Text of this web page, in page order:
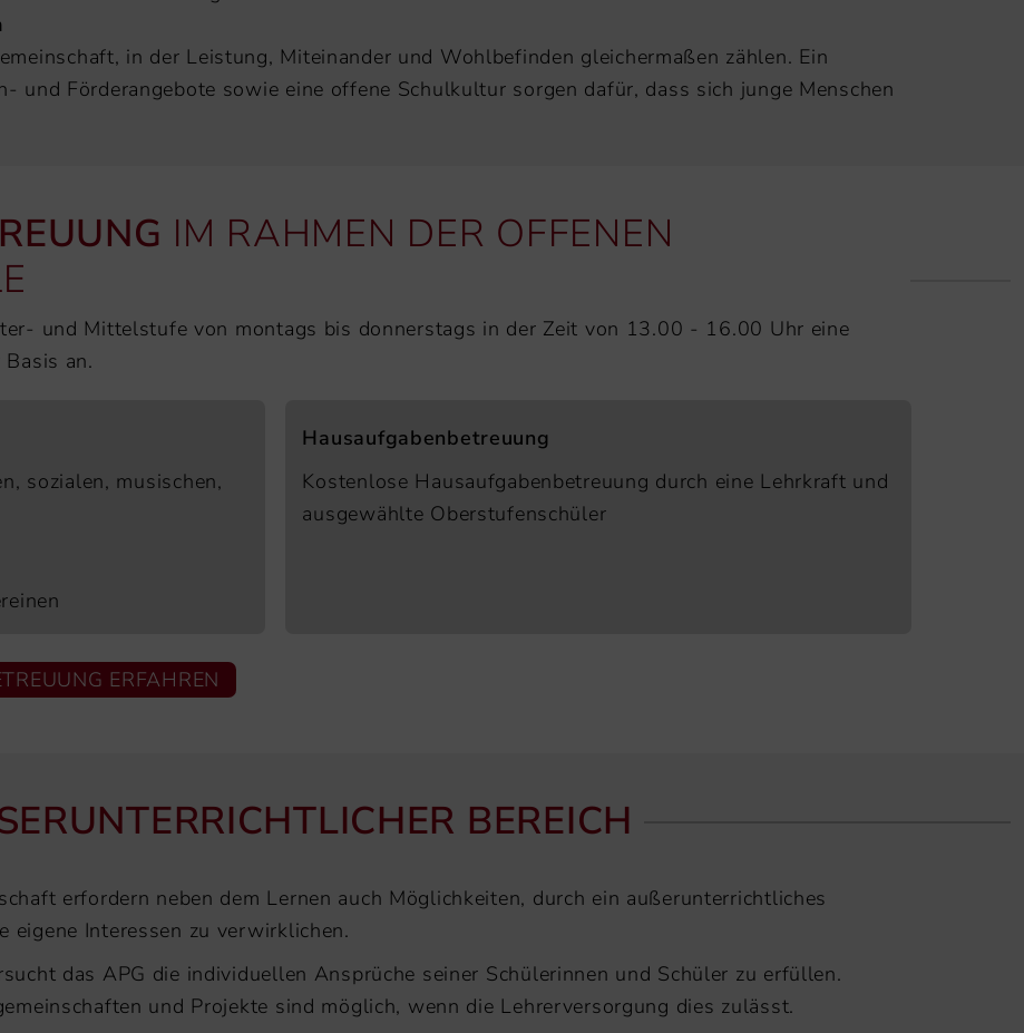
in der Leistung, Miteinander und Wohlbefinden gleichermaßen zählen. Ein
und Förderangebote sowie eine offene Schulkultur sorgen dafür, dass sich junge Menschen
IM RAHMEN DER OFFENEN
und Mittelstufe von montags bis donnerstags in der Zeit von 13.00 - 16.00 Uhr eine
an.
sozialen, musischen,
Hausaufgabenbetreuung
Kostenlose Hausaufgabenbetreuung durch eine Lehrkraft und
ausgewählte Oberstufenschüler
ERFAHREN
BEREICH
erfordern neben dem Lernen auch Möglichkeiten, durch ein außerunterrichtliches
eigene Interessen zu verwirklichen.
das APG die individuellen Ansprüche seiner Schülerinnen und Schüler zu erfüllen.
und Projekte sind möglich, wenn die Lehrerversorgung dies zulässt.